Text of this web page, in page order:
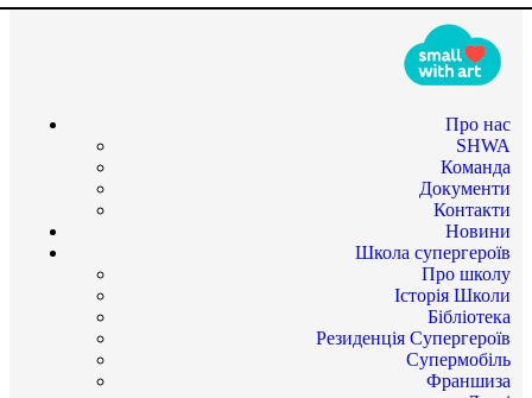
Про нас
SHWA
Команда
Документи
Контакти
Новини
Школа супергероїв
Про школу
Історія Школи
Бібліотека
Резиденція Супергероїв
Супермобіль
Франшиза